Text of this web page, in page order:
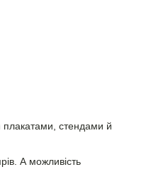
плакатами, стендами й
А можливість